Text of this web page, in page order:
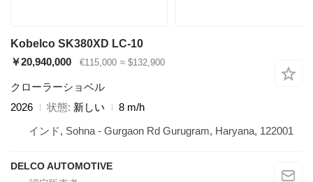
Kobelco SK380XD LC-10
￥20,940,000
€115,000 ≈ $132,900
クローラーショベル
2026
状態 新しい
8 m/h
インド, Sohna - Gurgaon Rd Gurugram, Haryana, 122001
DELCO AUTOMOTIVE